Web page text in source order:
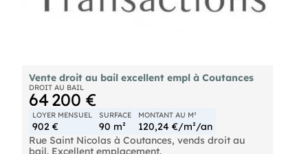
Vente droit au bail excellent empl à Coutances
DROIT AU BAIL
64 200 €
LOYER MENSUEL
902 €
SURFACE
90 m²
MONTANT AU M²
120,24 €/m²/an
Rue Saint Nicolas à Coutances, vends droit au
bail. Excellent emplacement.